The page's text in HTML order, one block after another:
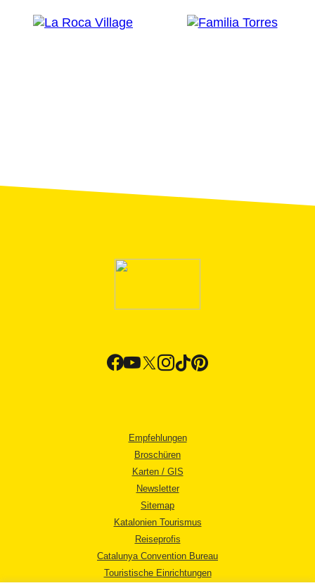
Empfehlungen
Broschüren
Karten / GIS
Newsletter
Sitemap
Katalonien Tourismus
Reiseprofis
Catalunya Convention Bureau
Touristische Einrichtungen